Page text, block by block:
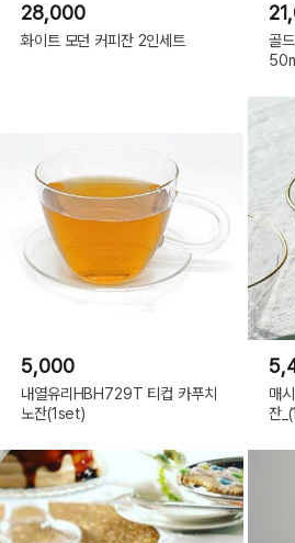
28,000
화이트 모던 커피잔 2인세트
골
5,000
내열유리HBH729T 티컵 카푸치
노잔(1set)
매
잔